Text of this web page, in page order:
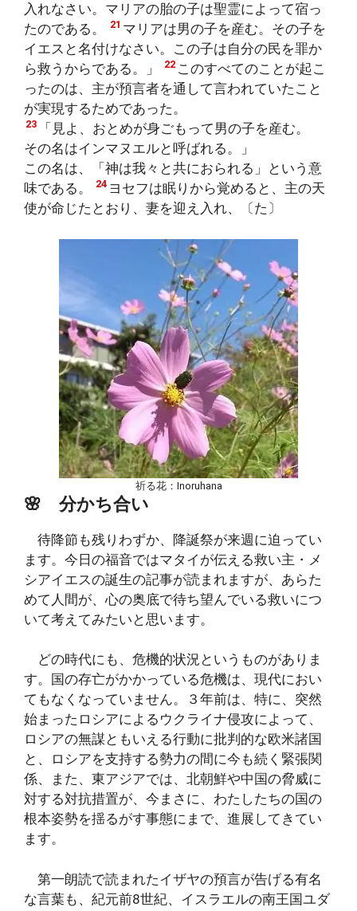
入れなさい。マリアの胎の子は聖霊によって宿っ
たのである。
21 マリアは男の子を産む。その子を
イエスと名付けなさい。この子は自分の民を罪か
ら救うからである。」
22 このすべてのことが起こ
ったのは、主が預言者を通して言われていたこと
が実現するためであった。
23
「見よ、おとめが身ごもって男の子を産む。
その名はインマヌエルと呼ばれる。」
この名は、「神は我々と共におられる」という意
味である。
24 ヨセフは眠りから覚めると、主の天
使が命じたとおり、妻を迎え入れ、〔た〕
祈る花：Inoruhana
🌸 分かち合い
待降節も残りわずか、降誕祭が来週に迫ってい
ます。今日の福音ではマタイが伝える救い主・メ
シアイエスの誕生の記事が読まれますが、あらた
めて人間が、心の奥底で待ち望んでいる救いにつ
いて考えてみたいと思います。
どの時代にも、危機的状況というものがありま
す。国の存亡がかかっている危機は、現代におい
てもなくなっていません。３年前は、特に、突然
始まったロシアによるウクライナ侵攻によって、
ロシアの無謀ともいえる行動に批判的な欧米諸国
と、ロシアを支持する勢力の間に今も続く緊張関
係、また、東アジアでは、北朝鮮や中国の脅威に
対する対抗措置が、今まさに、わたしたちの国の
根本姿勢を揺るがす事態にまで、進展してきてい
ます。
第一朗読で読まれたイザヤの預言が告げる有名
な言葉も、紀元前8世紀、イスラエルの南王国ユダ